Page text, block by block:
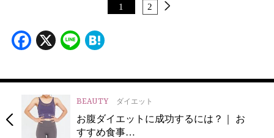
1 2
Facebook
X Line
BEAUTY ダイエット
お腹ダイエットに成功するには？｜ お
すすめ食事…